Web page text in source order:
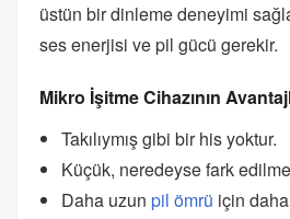
üstün bir dinleme deneyimi
ses enerjisi ve pil gücü gerekir.
Mikro İşitme Cihazının
Takılıymış gibi bir his yoktur.
Küçük, neredeyse fark
Daha uzun pil ömrü için